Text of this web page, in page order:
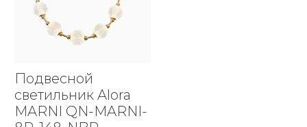
Подвесной
светильник Alora
MARNI QN-MARNI-